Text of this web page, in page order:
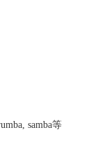
samba等